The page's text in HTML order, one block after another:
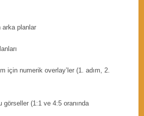
arka planlar
için numerik overlay’ler (1. adım, 2.
görseller (1:1 ve 4:5 oranında